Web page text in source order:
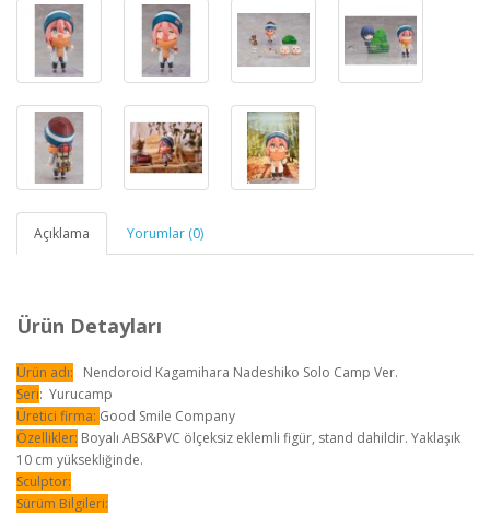
Açıklama Yorumlar (0)
Ürün Detayları
Ürün adı: Nendoroid Kagamihara Nadeshiko Solo Camp Ver.
Seri: Yurucamp
Üretici firma: Good Smile Company
Özellikler: Boyalı ABS&PVC ölçeksiz eklemli figür, stand dahildir. Yaklaşık
10 cm yüksekliğinde.
Sculptor:
Sürüm Bilgileri: